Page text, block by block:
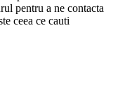
pentru a ne contacta
ceea ce cauti